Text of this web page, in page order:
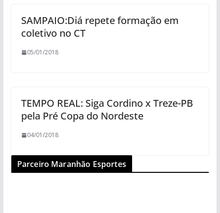
SAMPAIO:Diá repete formação em
coletivo no CT
05/01/2018
TEMPO REAL: Siga Cordino x Treze-PB
pela Pré Copa do Nordeste
04/01/2018
Parceiro Maranhão Esportes